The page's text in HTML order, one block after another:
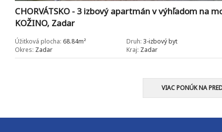
CHORVÁTSKO - 3 izbový apartmán v výhľadom na
KOŽINO, Zadar
Úžitková plocha: 68.84m² Druh: 3-izbový byt
Okres: Zadar Kraj: Zadar
VIAC PONÚK NA